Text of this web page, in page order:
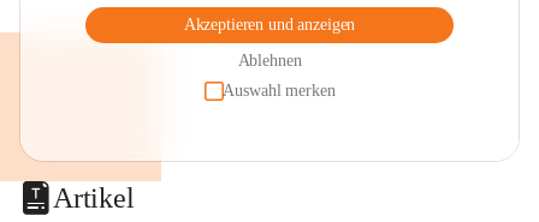
Akzeptieren und anzeigen
Ablehnen
Auswahl merken
Artikel